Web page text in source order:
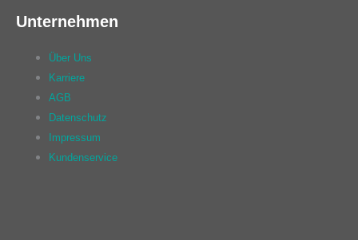
Unternehmen
Über Uns
Karriere
AGB
Datenschutz
Impressum
Kundenservice